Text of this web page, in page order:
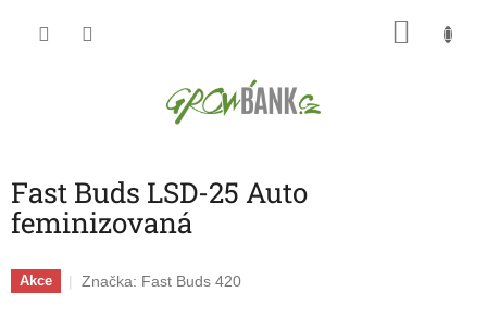
Fast Buds LSD-25 Auto
feminizovaná
Akce Značka: Fast Buds 420